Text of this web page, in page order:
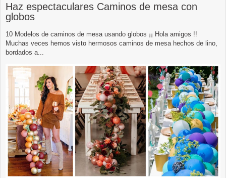
Haz espectaculares Caminos de mesa con
globos
10 Modelos de caminos de mesa usando globos ¡¡ Hola amigos !!
Muchas veces hemos visto hermosos caminos de mesa hechos de lino,
bordados a...